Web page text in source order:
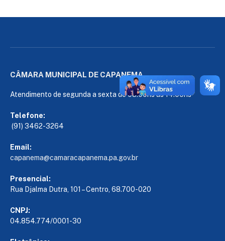
CÂMARA MUNICIPAL DE CAPANEMA
Atendimento de segunda a sexta de 08:00hs às 14:00hs
Telefone:
(91) 3462-3264
Email:
capanema@camaracapanema.pa.gov.br
Presencial:
Rua Djalma Dutra, 101 – Centro, 68.700-020
CNPJ:
04.854.774/0001-30